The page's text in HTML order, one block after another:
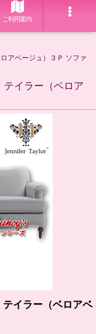
ご利用案内
アベージュ）３Ｐ ソファ
イラー（ベロア
イラー（ベロアベ